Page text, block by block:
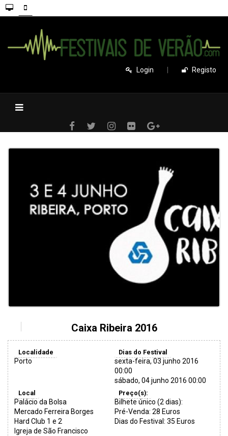
Login Registo
Caixa Ribeira 2016
Localidade
Porto
Dias do Festival
sexta-feira, 03 junho 2016
00:00
sábado, 04 junho 2016 00:00
Local
Palácio da Bolsa
Mercado Ferreira Borges
Hard Club 1 e 2
Igreja de São Francisco
Preço(s):
Bilhete único (2 dias):
Pré-Venda: 28 Euros
Dias do Festival: 35 Euros